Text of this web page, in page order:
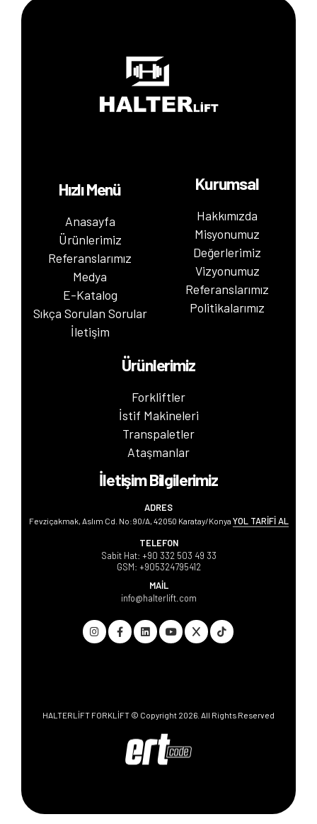
Hızlı Menü
Anasayfa
Ürünlerimiz
Referanslarımız
Medya
E-Katalog
Sıkça Sorulan Sorular
İletişim
Kurumsal
Hakkımızda
Misyonumuz
Değerlerimiz
Vizyonumuz
Referanslarımız
Politikalarımız
Ürünlerimiz
Forkliftler
İstif Makineleri
Transpaletler
Ataşmanlar
İletişim Bilgilerimiz
ADRES
Fevziçakmak, Aslım Cd. No:90/A, 42050 Karatay/Konya YOL TARİFİ AL
TELEFON
Sabit Hat: +90 332 503 49 33
GSM: +905324795412
MAİL
info@halterlift.com
HALTERLİFT FORKLİFT © Copyright 2026. All Rights Reserved